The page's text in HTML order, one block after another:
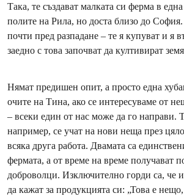
Така, те създават малката си ферма в
полите на Рила, но доста близо до
почти пред разпадане – те я купуват и я
заедно с това започват да култивират
Нямат предишен опит, а просто една
очите на Тина, ако се интересуваме от
– всеки един от нас може да го направи.
например, се учат на нови неща през
всяка друга работа. Двамата са
фермата, а от време на време получават
доброволци. Изключително горди са, че
да кажат за продукцията си: „Това е